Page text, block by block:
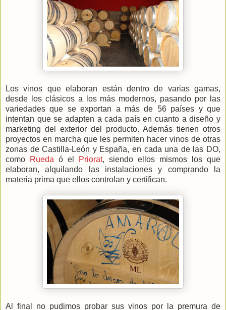
Los vinos que elaboran están dentro de varias gamas,
desde los clásicos a los más modernos, pasando por las
variedades que se exportan a más de 56 países y que
intentan que se adapten a cada país en cuanto a diseño y
marketing del exterior del producto. Además tienen otros
proyectos en marcha que les permiten hacer vinos de otras
zonas de Castilla-León y España, en cada una de las DO,
como
Rueda ó el Priorat, siendo ellos mismos los que
elaboran, alquilando las instalaciones y comprando la
materia prima que ellos controlan y certifican.
Al final no pudimos probar sus vinos por la premura de